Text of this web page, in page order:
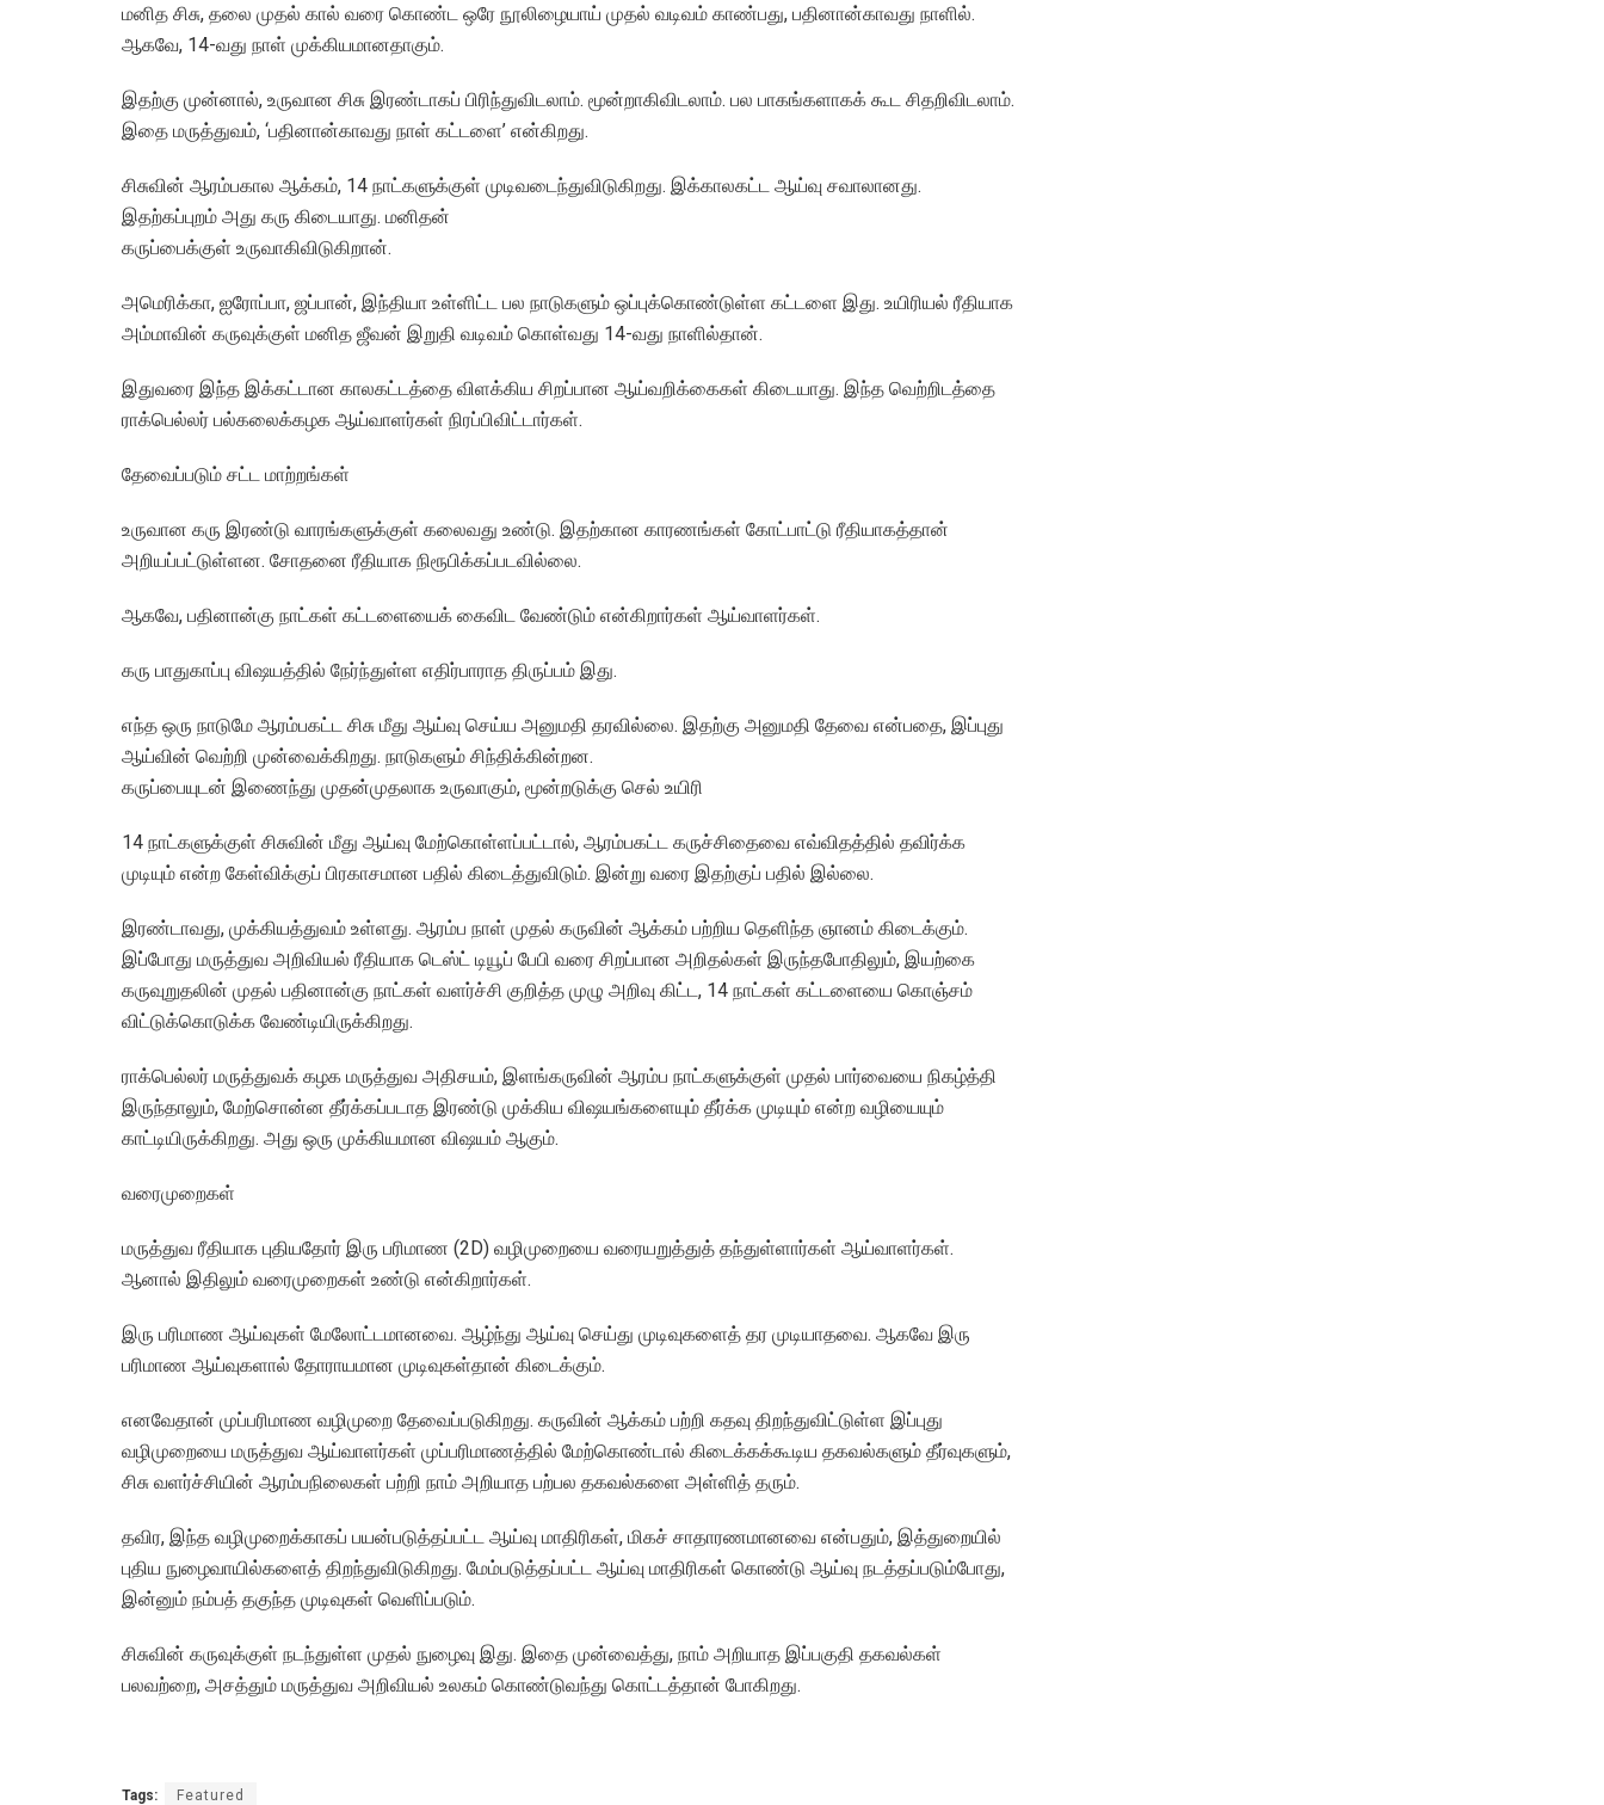
மனித சிசு, தலை முதல் கால் வரை கொண்ட ஒரே நூலிழையாய் முதல் வடிவம் காண்பது, பதினான்காவது நாளில்.
ஆகவே, 14-வது நாள் முக்கியமானதாகும்.
இதற்கு முன்னால், உருவான சிசு இரண்டாகப் பிரிந்துவிடலாம். மூன்றாகிவிடலாம். பல பாகங்களாகக் கூட சிதறிவிடலாம்.
இதை மருத்துவம், ‘பதினான்காவது நாள் கட்டளை’ என்கிறது.
சிசுவின் ஆரம்பகால ஆக்கம், 14 நாட்களுக்குள் முடிவடைந்துவிடுகிறது. இக்காலகட்ட ஆய்வு சவாலானது.
இதற்கப்புறம் அது கரு கிடையாது. மனிதன்
கருப்பைக்குள் உருவாகிவிடுகிறான்.
அமெரிக்கா, ஐரோப்பா, ஜப்பான், இந்தியா உள்ளிட்ட பல நாடுகளும் ஒப்புக்கொண்டுள்ள கட்டளை இது. உயிரியல் ரீதியாக
அம்மாவின் கருவுக்குள் மனித ஜீவன் இறுதி வடிவம் கொள்வது 14-வது நாளில்தான்.
இதுவரை இந்த இக்கட்டான காலகட்டத்தை விளக்கிய சிறப்பான ஆய்வறிக்கைகள் கிடையாது. இந்த வெற்றிடத்தை
ராக்பெல்லர் பல்கலைக்கழக ஆய்வாளர்கள் நிரப்பிவிட்டார்கள்.
தேவைப்படும் சட்ட மாற்றங்கள்
உருவான கரு இரண்டு வாரங்களுக்குள் கலைவது உண்டு. இதற்கான காரணங்கள் கோட்பாட்டு ரீதியாகத்தான்
அறியப்பட்டுள்ளன. சோதனை ரீதியாக நிரூபிக்கப்படவில்லை.
ஆகவே, பதினான்கு நாட்கள் கட்டளையைக் கைவிட வேண்டும் என்கிறார்கள் ஆய்வாளர்கள்.
கரு பாதுகாப்பு விஷயத்தில் நேர்ந்துள்ள எதிர்பாராத திருப்பம் இது.
எந்த ஒரு நாடுமே ஆரம்பகட்ட சிசு மீது ஆய்வு செய்ய அனுமதி தரவில்லை. இதற்கு அனுமதி தேவை என்பதை, இப்புது
ஆய்வின் வெற்றி முன்வைக்கிறது. நாடுகளும் சிந்திக்கின்றன.
கருப்பையுடன் இணைந்து முதன்முதலாக உருவாகும், மூன்றடுக்கு செல் உயிரி
14 நாட்களுக்குள் சிசுவின் மீது ஆய்வு மேற்கொள்ளப்பட்டால், ஆரம்பகட்ட கருச்சிதைவை எவ்விதத்தில் தவிர்க்க
முடியும் என்ற கேள்விக்குப் பிரகாசமான பதில் கிடைத்துவிடும். இன்று வரை இதற்குப் பதில் இல்லை.
இரண்டாவது, முக்கியத்துவம் உள்ளது. ஆரம்ப நாள் முதல் கருவின் ஆக்கம் பற்றிய தெளிந்த ஞானம் கிடைக்கும்.
இப்போது மருத்துவ அறிவியல் ரீதியாக டெஸ்ட் டியூப் பேபி வரை சிறப்பான அறிதல்கள் இருந்தபோதிலும், இயற்கை
கருவுறுதலின் முதல் பதினான்கு நாட்கள் வளர்ச்சி குறித்த முழு அறிவு கிட்ட, 14 நாட்கள் கட்டளையை கொஞ்சம்
விட்டுக்கொடுக்க வேண்டியிருக்கிறது.
ராக்பெல்லர் மருத்துவக் கழக மருத்துவ அதிசயம், இளங்கருவின் ஆரம்ப நாட்களுக்குள் முதல் பார்வையை நிகழ்த்தி
இருந்தாலும், மேற்சொன்ன தீர்க்கப்படாத இரண்டு முக்கிய விஷயங்களையும் தீர்க்க முடியும் என்ற வழியையும்
காட்டியிருக்கிறது. அது ஒரு முக்கியமான விஷயம் ஆகும்.
வரைமுறைகள்
மருத்துவ ரீதியாக புதியதோர் இரு பரிமாண (2D) வழிமுறையை வரையறுத்துத் தந்துள்ளார்கள் ஆய்வாளர்கள்.
ஆனால் இதிலும் வரைமுறைகள் உண்டு என்கிறார்கள்.
இரு பரிமாண ஆய்வுகள் மேலோட்டமானவை. ஆழ்ந்து ஆய்வு செய்து முடிவுகளைத் தர முடியாதவை. ஆகவே இரு
பரிமாண ஆய்வுகளால் தோராயமான முடிவுகள்தான் கிடைக்கும்.
எனவேதான் முப்பரிமாண வழிமுறை தேவைப்படுகிறது. கருவின் ஆக்கம் பற்றி கதவு திறந்துவிட்டுள்ள இப்புது
வழிமுறையை மருத்துவ ஆய்வாளர்கள் முப்பரிமாணத்தில் மேற்கொண்டால் கிடைக்கக்கூடிய தகவல்களும் தீர்வுகளும்,
சிசு வளர்ச்சியின் ஆரம்பநிலைகள் பற்றி நாம் அறியாத பற்பல தகவல்களை அள்ளித் தரும்.
தவிர, இந்த வழிமுறைக்காகப் பயன்படுத்தப்பட்ட ஆய்வு மாதிரிகள், மிகச் சாதாரணமானவை என்பதும், இத்துறையில்
புதிய நுழைவாயில்களைத் திறந்துவிடுகிறது. மேம்படுத்தப்பட்ட ஆய்வு மாதிரிகள் கொண்டு ஆய்வு நடத்தப்படும்போது,
இன்னும் நம்பத் தகுந்த முடிவுகள் வெளிப்படும்.
சிசுவின் கருவுக்குள் நடந்துள்ள முதல் நுழைவு இது. இதை முன்வைத்து, நாம் அறியாத இப்பகுதி தகவல்கள்
பலவற்றை, அசத்தும் மருத்துவ அறிவியல் உலகம் கொண்டுவந்து கொட்டத்தான் போகிறது.
Tags: Featured